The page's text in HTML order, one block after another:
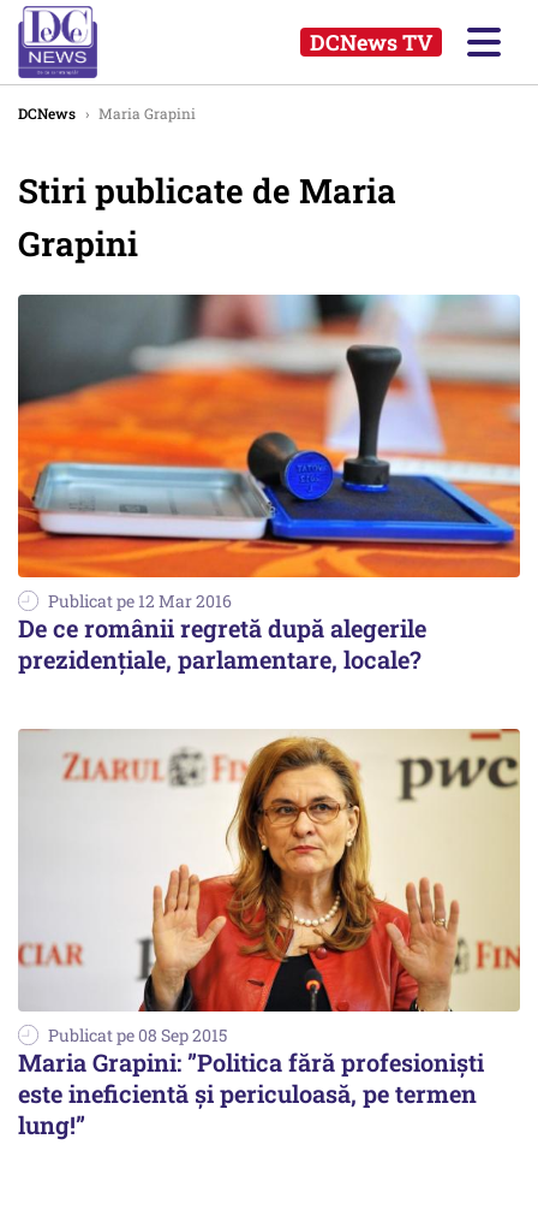
DCNews TV
DCNews › Maria Grapini
Stiri publicate de Maria
Grapini
Publicat pe 12 Mar 2016
De ce românii regretă după alegerile
prezidențiale, parlamentare, locale?
Publicat pe 08 Sep 2015
Maria Grapini: ”Politica fără profesioniști
este ineficientă și periculoasă, pe termen
lung!”